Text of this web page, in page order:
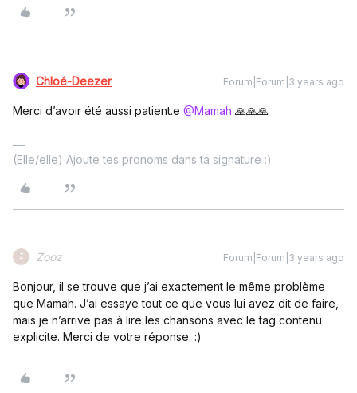
Chloé-Deezer Forum|Forum|3 years ago
Merci d’avoir été aussi patient.e @Mamah 🙏🙏🙏
(Elle/elle) Ajoute tes pronoms dans ta signature :)
Z Zooz Forum|Forum|3 years ago
Bonjour, il se trouve que j’ai exactement le même problème
que Mamah. J’ai essaye tout ce que vous lui avez dit de faire,
mais je n’arrive pas à lire les chansons avec le tag contenu
explicite. Merci de votre réponse. :)